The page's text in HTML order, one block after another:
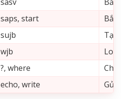
sasv
Bắt
saps, start
Bắt
sujb
wjb
?, where
echo, write Gửi